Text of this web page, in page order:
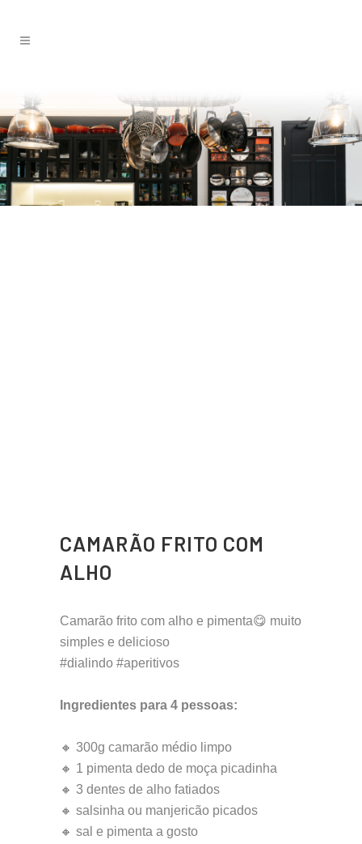
CAMARÃO FRITO COM
ALHO
Camarão frito com alho e pimenta😋 muito
simples e delicioso
#dialindo #aperitivos
Ingredientes para 4 pessoas:
🔸 300g camarão médio limpo
🔸 1 pimenta dedo de moça picadinha
🔸 3 dentes de alho fatiados
🔸 salsinha ou manjericão picados
🔸 sal e pimenta a gosto